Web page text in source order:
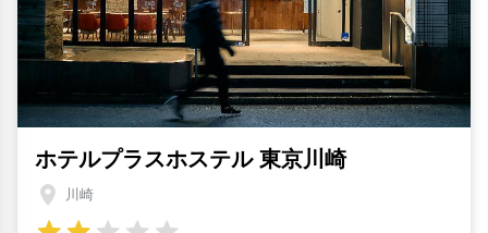
ホテルプラスホステル 東京川崎
川崎